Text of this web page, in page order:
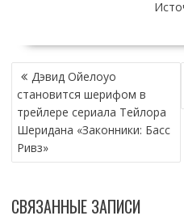
НАВИГАЦИЯ
ПО
ЗАПИСЯМ
Дэвид Ойелоуо
становится шерифом в
трейлере сериала Тейлора
Шеридана «Законники: Басс
Ривз»
СВЯЗАННЫЕ ЗАПИСИ